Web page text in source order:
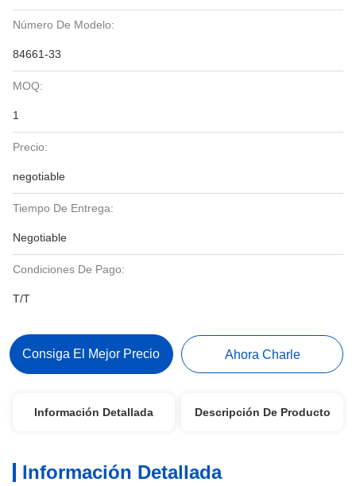
Número De Modelo:
84661-33
MOQ:
1
Precio:
negotiable
Tiempo De Entrega:
Negotiable
Condiciones De Pago:
T/T
Consiga El Mejor Precio Ahora Charle
Información Detallada Descripción De Producto
Información Detallada